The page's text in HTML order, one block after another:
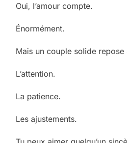
Oui, l’amour compte.
Énormément.
Mais un couple solide
L’attention.
La patience.
Les ajustements.